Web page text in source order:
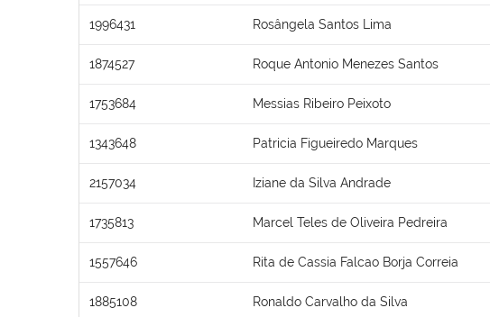
1996431 Rosângela Santos Lima
1874527 Roque Antonio Menezes Santos
1753684 Messias Ribeiro Peixoto
1343648 Patricia Figueiredo Marques
2157034 Iziane da Silva Andrade
1735813 Marcel Teles de Oliveira Pedreira
1557646 Rita de Cassia Falcao Borja Correia
1885108 Ronaldo Carvalho da Silva